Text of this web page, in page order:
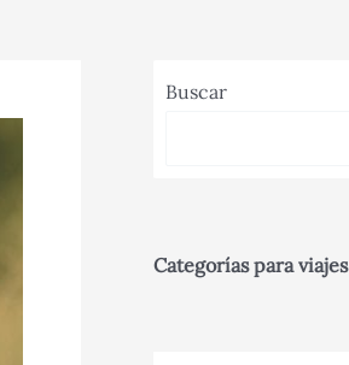
Buscar
Categorías para viajes